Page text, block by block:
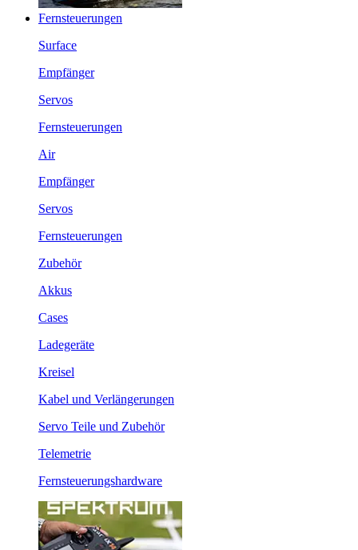
Fernsteuerungen
Surface
Empfänger
Servos
Fernsteuerungen
Air
Empfänger
Servos
Fernsteuerungen
Zubehör
Akkus
Cases
Ladegeräte
Kreisel
Kabel und Verlängerungen
Servo Teile und Zubehör
Telemetrie
Fernsteuerungshardware